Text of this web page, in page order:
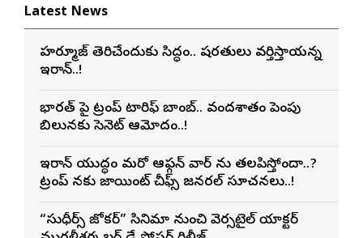
Latest News
హర్మూజ్ తెరిచేందుకు సిద్ధం.. షరతులు వర్తిస్తాయన్న
ఇరాన్..!
భారత్ పై ట్రంప్ టారిఫ్ బాంబ్.. వందశాతం పెంపు
బిల్లునకు సెనెట్ ఆమోదం..!
ఇరాన్ యుద్ధం మరో ఆఫ్గన్ వార్ ను తలపిస్తోందా..?
ట్రంప్ నకు జాయింట్ చీఫ్స్ జనరల్ సూచనలు..!
“సుధీర్స్ జోకర్” సినిమా నుంచి వెర్సటైల్ యాక్టర్